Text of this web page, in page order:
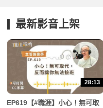
最新影音上架
28:13
EP619【#職涯】小心！無可取